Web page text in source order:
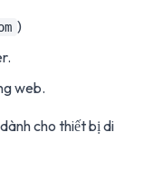
)
web.
cho thiết bị di